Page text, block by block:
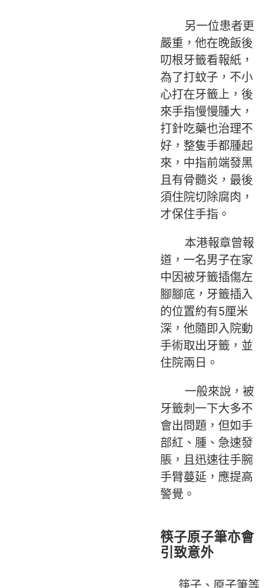
另一位患者更
嚴重，他在晚飯後
叨根牙籤看報紙，
為了打蚊子，不小
心打在牙籤上，後
來手指慢慢腫大，
打針吃藥也治理不
好，整隻手都腫起
來，中指前端發黑
且有骨髓炎，最後
須住院切除腐肉，
才保住手指。
本港報章曾報
道，一名男子在家
中因被牙籤插傷左
腳腳底，牙籤插入
的位置約有5厘米
深，他隨即入院動
手術取出牙籤，並
住院兩日。
一般來說，被
牙籤刺一下大多不
會出問題，但如手
部紅、腫、急速發
脹，且迅速往手腕
手臂蔓延，應提高
警覺。
筷子原子筆亦會
引致意外